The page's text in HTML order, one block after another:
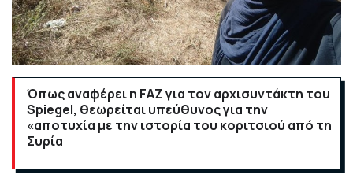
Όπως αναφέρει η FAZ για τον αρχισυντάκτη του
Spiegel, θεωρείται υπεύθυνος για την
«αποτυχία με την ιστορία του κοριτσιού από τη
Συρία